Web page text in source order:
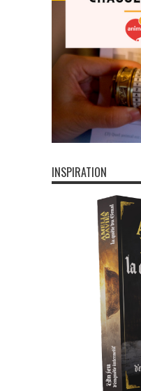
INSPIRATION